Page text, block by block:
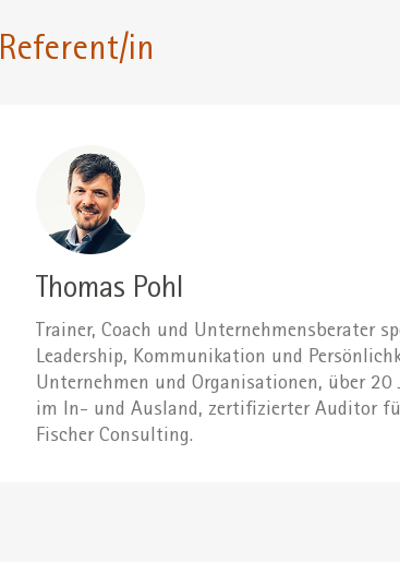
Referent/in
Thomas Pohl
Trainer, Coach und Unternehmensberater
Leadership, Kommunikation und
Unternehmen und Organisationen, über
im In- und Ausland, zertifizierter Auditor
Fischer Consulting.